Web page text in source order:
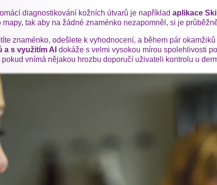
diagnostikování kožních útvarů je například aplikace
tak aby na žádné znaménko nezapomněl, si je
znaménko, odešlete k vyhodnocení, a během pár
s využitím AI dokáže s velmi vysokou mírou spolehlivosti
vnímá nějakou hrozbu doporučí uživateli kontrolu u